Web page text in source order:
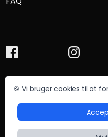
© Chefmade ApS 2025
🍪 Vi bruger cookies til at